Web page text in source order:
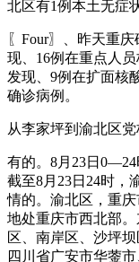
北区有1例本土无症
〖Four〗、昨天重
现、16例在重点人
发现、9例在扩面核
确诊病例。
从李家坪到渝北区
有的。8月23日0—24
截至8月23日24时，
情的。渝北区，重
地处重庆市西北部
区、南岸区、沙坪
四川省广安市华蓥